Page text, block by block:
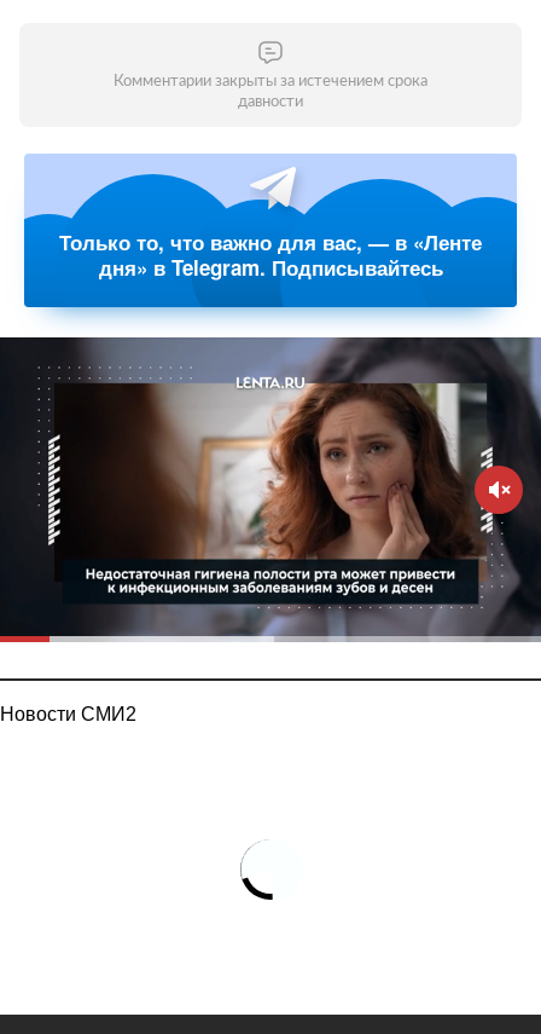
Комментарии закрыты за истечением срока
давности
Только то, что важно для вас, — в «Ленте
дня» в Telegram. Подписывайтесь
Новости СМИ2